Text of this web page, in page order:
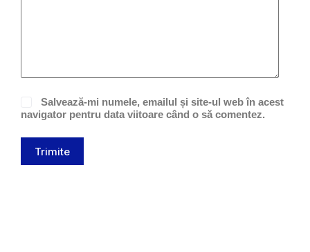
Salvează-mi numele, emailul și site-ul web în acest
navigator pentru data viitoare când o să comentez.
Trimite